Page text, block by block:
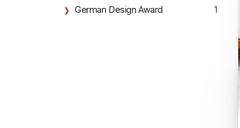
German Design Award 1